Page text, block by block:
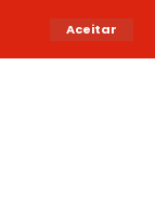
Aceitar